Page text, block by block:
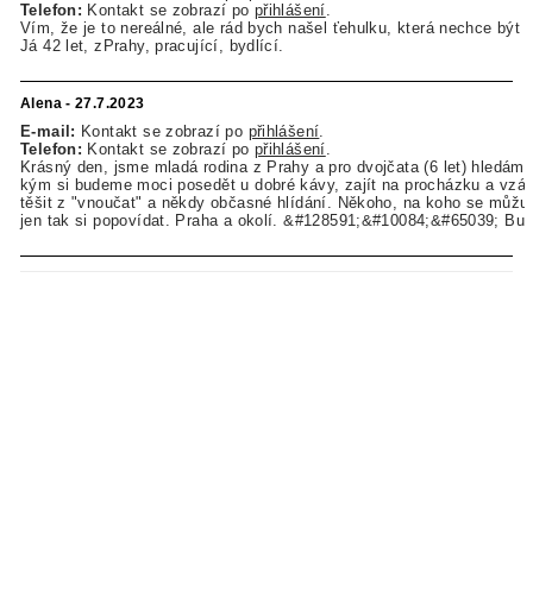
Telefon: Kontakt se zobrazí po přihlášení
Vím, že je to nereálné, ale rád bych našel ťehulku, která nechce být
Já 42 let, zPrahy, pracující, bydlící.
Alena - 27.7.2023
E-mail: Kontakt se zobrazí po přihlášení
Telefon: Kontakt se zobrazí po přihlášení
Krásný den, jsme mladá rodina z Prahy a pro dvojčata (6 let) hledám
kým si budeme moci posedět u dobré kávy, zajít na procházku a
těšit z "vnoučat" a někdy občasné hlídání. Někoho, na koho se
jen tak si popovídat. Praha a okolí. &#128591;&#10084;&#65039;